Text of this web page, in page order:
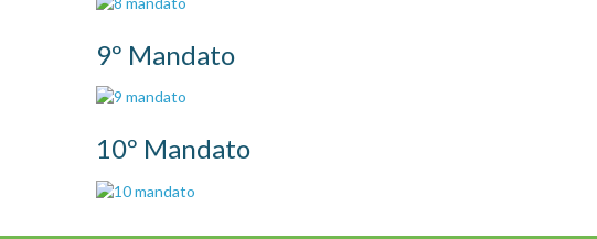
9º Mandato
10º Mandato